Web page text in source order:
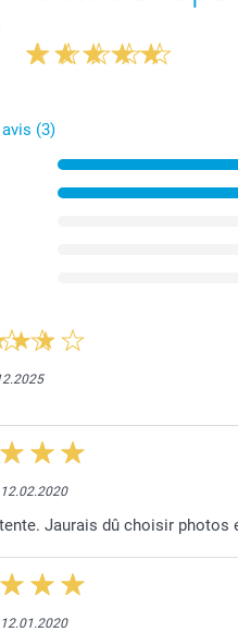
(3)
12.02.2020
Jaurais dû choisir photos
12.01.2020